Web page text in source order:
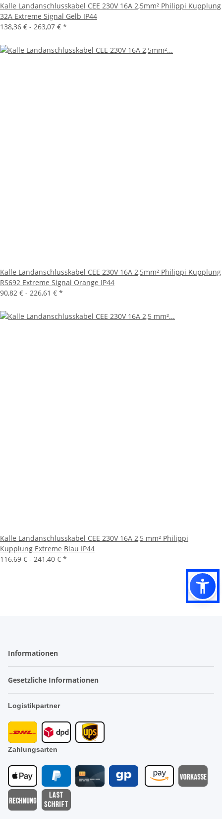
Kalle Landanschlusskabel CEE 230V 16A 2,5mm² Philippi Kupplung
32A Extreme Signal Gelb IP44
138,36 € - 263,07 € *
Kalle Landanschlusskabel CEE 230V 16A 2,5mm² Philippi Kupplung
RS692 Extreme Signal Orange IP44
90,82 € - 226,61 € *
Kalle Landanschlusskabel CEE 230V 16A 2,5 mm² Philippi
Kupplung Extreme Blau IP44
116,69 € - 241,40 € *
Informationen
Gesetzliche Informationen
Logistikpartner
Zahlungsarten